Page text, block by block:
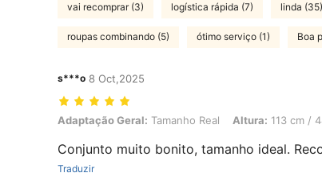
vai recomprar (3) logística rápida (7) linda (35)
roupas combinando (5) ótimo serviço (1) Boa
s***o 8 Oct,2025
Adaptação Geral: Tamanho Real, Altura: 113 cm / 44 in,
Adaptação Geral: Tamanho Real Altura: 113 cm /
Conjunto muito bonito, tamanho ideal.
Traduzir